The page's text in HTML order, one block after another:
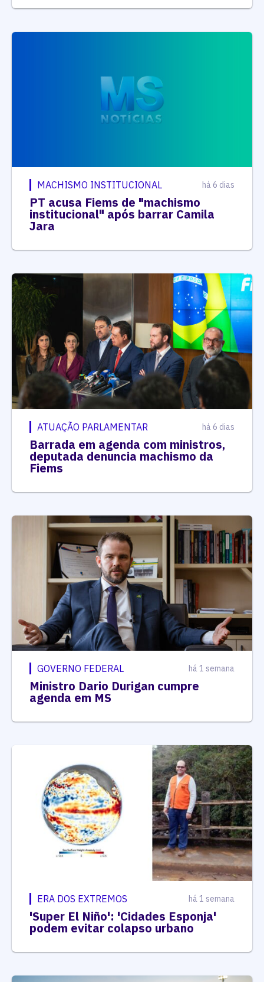
MACHISMO INSTITUCIONAL há 6 dias
PT acusa Fiems de "machismo
institucional" após barrar Camila
Jara
ATUAÇÃO PARLAMENTAR há 6 dias
Barrada em agenda com ministros,
deputada denuncia machismo da
Fiems
GOVERNO FEDERAL há 1 semana
Ministro Dario Durigan cumpre
agenda em MS
ERA DOS EXTREMOS há 1 semana
'Super El Niño': 'Cidades Esponja'
podem evitar colapso urbano